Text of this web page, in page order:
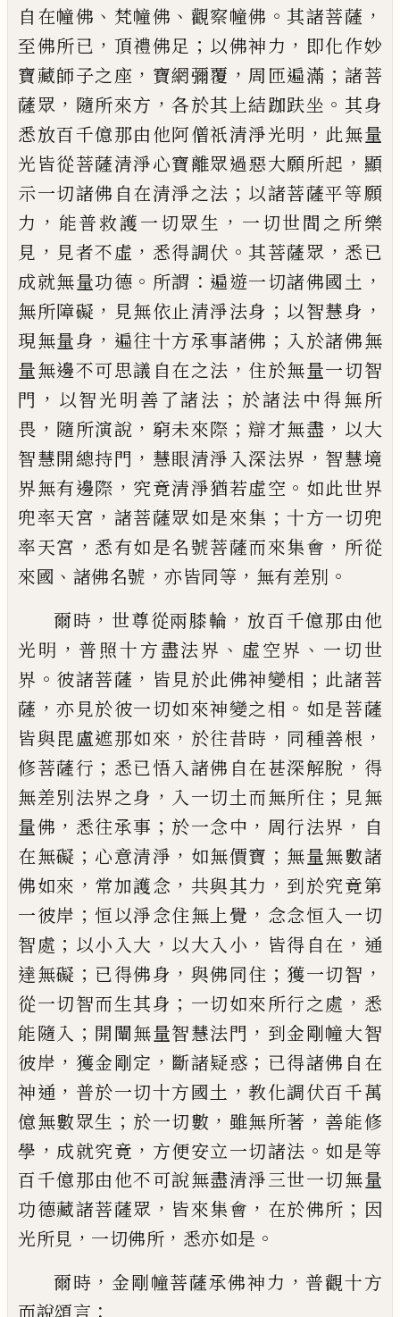
自在幢佛 、 梵幢佛 、 觀察幢佛 。其諸菩薩 ，
至佛所已 ， 頂禮佛足 ； 以佛神力 ， 即化作妙
寶藏師子之座 ， 寶網彌覆 ， 周匝遍滿 ； 諸菩
薩眾 ， 隨所來方 ，各於其上結跏趺坐 。其身
悉放百千億那由他阿僧祇清淨光明 ， 此無量
光皆從菩薩清淨心寶離眾過惡大願所起 ， 顯
示一切諸佛自在清淨之法 ； 以諸菩薩平等願
力 ， 能普救護一切眾生 ， 一切世間之所樂
見 ， 見者不虛 ， 悉得調伏 。其菩薩眾 ， 悉已
成就無量功德 。 所謂 ： 遍遊一切諸佛國土 ，
無所障礙 ， 見無依止清淨法身 ； 以智慧身 ，
現無量身 ， 遍往十方承事諸佛 ； 入於諸佛無
量無邊不可思議自在之法 ， 住於無量一切智
門 ， 以智光明善了諸法 ； 於諸法中得無所
畏 ， 隨所演說 ， 窮未來際 ； 辯才無盡 ， 以大
智慧開總持門 ， 慧眼清淨入深法界 ， 智慧境
界無有邊際 ， 究竟清淨猶若虛空 。 如此世界
兜率天宮 ， 諸菩薩眾如是來集 ； 十方一切兜
率天宮 ， 悉有如是名號菩薩而來集會 ， 所從
來國 、 諸佛名號 ， 亦皆同等 ， 無有差別 。
爾時 ， 世尊從兩膝輪 ，放百千億那由他
光明 ， 普照十方盡法界 、 虛空界 、 一切世
界 。 彼諸菩薩 ， 皆見於此佛神變相 ； 此諸菩
薩 ，亦 見於彼一切如來神變之相 。 如是菩薩
皆與毘盧遮那如來 ， 於往昔時 ， 同種善根 ，
修菩薩行 ； 悉已悟入諸佛自在甚深解脫 ， 得
無差別法界之身 ， 入一切土而無所住 ； 見無
量佛 ， 悉往承事 ； 於一念中 ， 周行法界 ， 自
在無礙 ； 心意清淨 ， 如無價寶 ； 無量無數諸
佛如來 ， 常加護念 ， 共與其力 ， 到於究竟第
一彼岸 ； 恒以淨念住無上覺 ， 念念恒入一切
智處 ； 以小入大 ， 以大入小 ， 皆得自在 ， 通
達無礙 ； 已得佛身 ， 與佛同住 ； 獲一切智 ，
從一切智而生其身 ； 一切如來所行之處 ， 悉
能隨入 ； 開闡無量智慧法門 ， 到金剛幢大智
彼岸 ， 獲金剛定 ， 斷諸疑惑 ； 已得諸佛自在
神通 ， 普於一切十方國土 ，教化調伏百千萬
億無數眾生 ； 於一切數 ， 雖無所著 ， 善能修
學 ， 成就究竟 ， 方便安立一切諸法 。 如是等
百千億那由他不可說無盡清淨三世一切無量
功德藏諸菩薩眾 ， 皆來集會 ， 在於佛所 ； 因
光所見 ， 一切佛所 ， 悉亦如是 。
爾時 ， 金剛幢菩薩承佛神力 ， 普觀十方
而說頌言 ：